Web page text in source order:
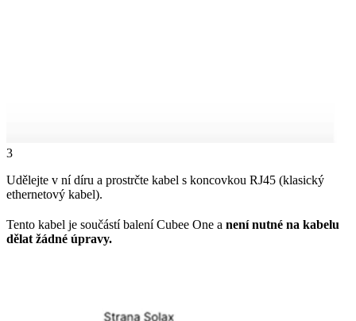
3
Udělejte v ní díru a prostrčte kabel s koncovkou RJ45 (klasický
ethernetový kabel).
Tento kabel je součástí balení Cubee One a není nutné na kabelu
dělat žádné úpravy.